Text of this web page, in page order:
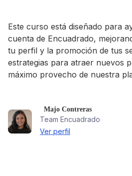
Este curso está diseñado para
cuenta de Encuadrado,
tu perfil y la promoción de tus
estrategias para atraer nuevos
máximo provecho de nuestra
Majo Contreras
Team Encuadrado
Ver perfil